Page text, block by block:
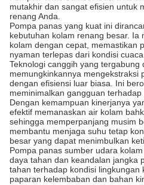
mutakhir dan sangat efisien untuk
renang Anda.
Pompa panas yang kuat ini
kebutuhan kolam renang besar. Ia
kolam dengan cepat, memastikan
nyaman terlepas dari kondisi
Teknologi canggih yang tergabung
memungkinkannya mengekstraksi
dengan efisiensi luar biasa. Ini
meminimalkan gangguan
Dengan kemampuan kinerjanya
efektif memanaskan air kolam
sehingga memperpanjang musim
membantu menjaga suhu tetap
besar yang dapat menimbulkan
Pompa panas sumber udara
daya tahan dan keandalan jangka
tahan terhadap kondisi lingkungan
paparan kelembaban dan bahan